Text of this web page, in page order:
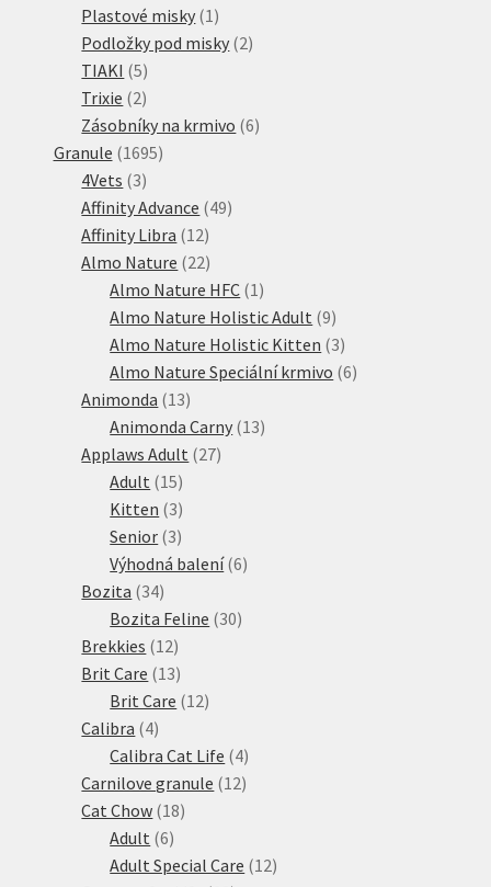
Plastové misky 1 1
produkt
Podložky pod misky 22
TIAKI 55
produktů
Trixie 22
produkty
Zásobníky na krmivo 66
Granule 16951695
4Vets 33
produkty
Affinity Advance 4949
Affinity Libra 1212
produktů
Almo Nature 2222
produktů
Almo Nature HFC 1 1
produkt
Almo Nature Holistic Adult 99
produktů
Almo Nature Holistic Kitten 33
produkty
Almo Nature Speciální krmivo 66
Animonda 1313
produktů
Animonda Carny 1313
Applaws Adult 2727
Adult 1515
produktů
Kitten 33
produkty
Senior 33
produkty
Výhodná balení 66
Bozita 3434
produktů
Bozita Feline 3030
Brekkies 1212
produktů
Brit Care 1313
produktů
Brit Care 1212
Calibra 44
produkty
Calibra Cat Life 44
produkty
Carnilove granule 1212
Cat Chow 1818
Adult 66
produktů
Adult Special Care 1212